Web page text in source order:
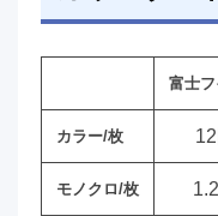
富士
カラー/枚
モノクロ/枚